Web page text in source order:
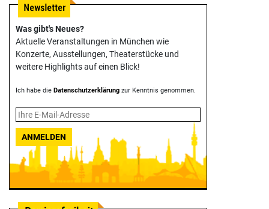
Was gibt's Neues?
Aktuelle Veranstaltungen in München wie
Konzerte, Ausstellungen, Theater­stücke und
weitere Highlights auf einen Blick!
Ich habe die Datenschutzerklärung zur Kenntnis genommen.
ANMELDEN